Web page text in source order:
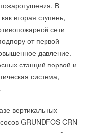
В
вторая ступень,
сети
от первой
давление.
станций первой и
система,
вертикальных
GRUNDFOS CRN